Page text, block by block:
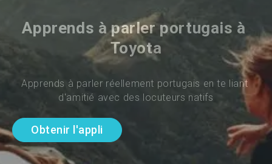
Apprends à parler portugais à
Toyota
Apprends à parler réellement portugais en te liant
d'amitié avec des locuteurs natifs
Obtenir l'appli